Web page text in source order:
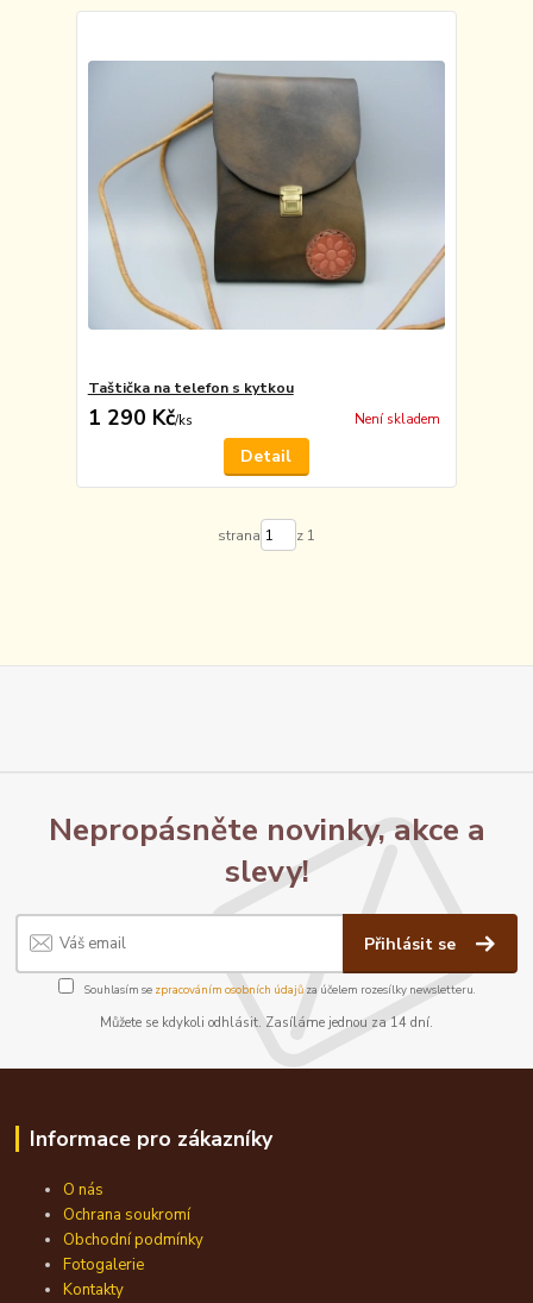
Taštička na telefon s kytkou
1 290 Kč/ks Není skladem
Detail
strana z 1
Nepropásněte novinky, akce a
slevy!
Přihlásit se
Souhlasím se zpracováním osobních údajůza účelem rozesílky newsletteru.
Můžete se kdykoli odhlásit. Zasíláme jednou za 14 dní.
Informace pro zákazníky
O nás
Ochrana soukromí
Obchodní podmínky
Fotogalerie
Kontakty